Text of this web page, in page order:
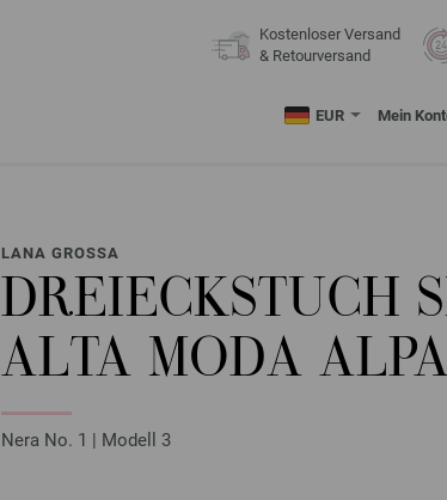
Kostenloser Versand
& Retourversand
EUR Mein
LANA GROSSA
DREIECKSTUCH
ALTA MODA
Nera No. 1 | Modell 3